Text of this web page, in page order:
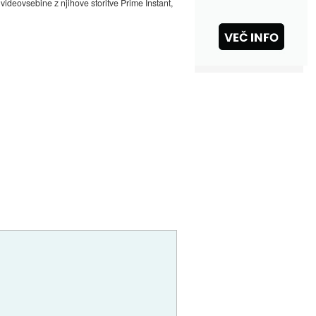
z njihove storitve Prime Instant,